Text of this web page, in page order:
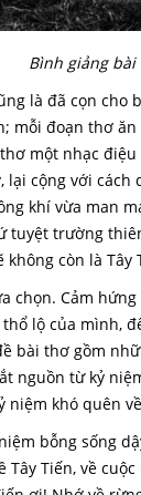
Bình giảng bài
là đã cọn
mỗi đoạn thơ
một nhạc
cộng với
khí vừa man
tuyệt trường
không còn là Tây
chọn. Cảm
lộ của mình,
bài thơ gồm
nguồn từ kỷ
niệm khó quên
bỗng sống
Tây Tiến, về